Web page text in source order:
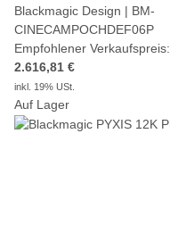
Blackmagic Design | BM-
CINECAMPOCHDEF06P
Empfohlener Verkaufspreis:
2.616,81 €
inkl. 19% USt.
Auf Lager